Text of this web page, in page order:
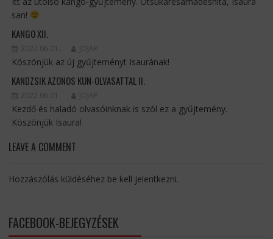
san!
KANGO XII.
2022.06.01. JOJAP
Köszönjük az új gyűjteményt Isaurának!
KANDZSIK AZONOS KUN-OLVASATTAL II.
2022.06.01. JOJAP
Kezdő és haladó olvasóinknak is szól ez a gyűjtemény.
Köszönjük Isaura!
LEAVE A COMMENT
Hozzászólás küldéséhez be kell jelentkezni.
FACEBOOK-BEJEGYZÉSEK